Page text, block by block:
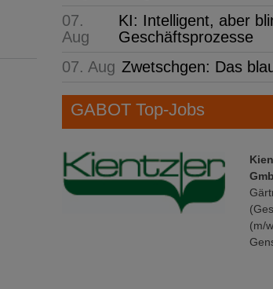
07.
Aug
KI: Intelligent, aber
Geschäftsprozesse
07. Aug Zwetschgen: Das
GABOT Top-Jobs
(m/